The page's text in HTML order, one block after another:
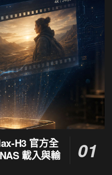
H3 官方全
載入與輸